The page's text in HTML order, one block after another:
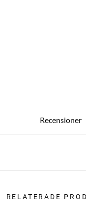
Recensioner
RELATERADE